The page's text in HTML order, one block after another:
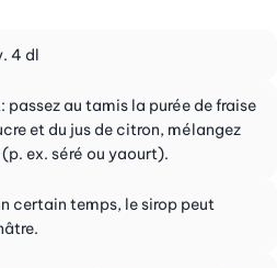
4 dl
passez au tamis la purée de fraise
et du jus de citron, mélangez
ex. séré ou yaourt).
certain temps, le sirop peut